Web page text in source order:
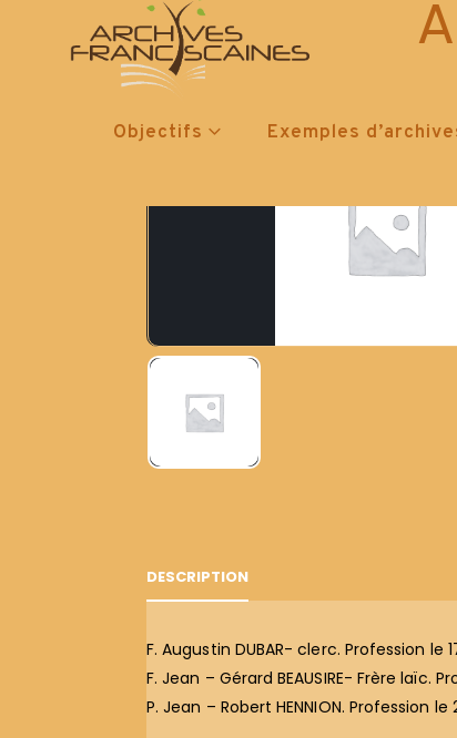
Objectifs Exemples
DESCRIPTION
F. Augustin DUBAR- clerc. Profession le
F. Jean – Gérard BEAUSIRE- Frère laïc.
P. Jean – Robert HENNION. Profession